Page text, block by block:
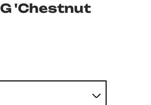
'Chestnut